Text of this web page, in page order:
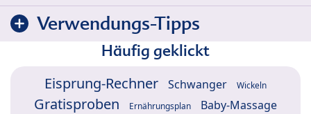
Verwendungs-Tipps
Häufig geklickt
Eisprung-Rechner Schwanger Wickeln
Gratisproben Ernährungsplan Baby-Massage